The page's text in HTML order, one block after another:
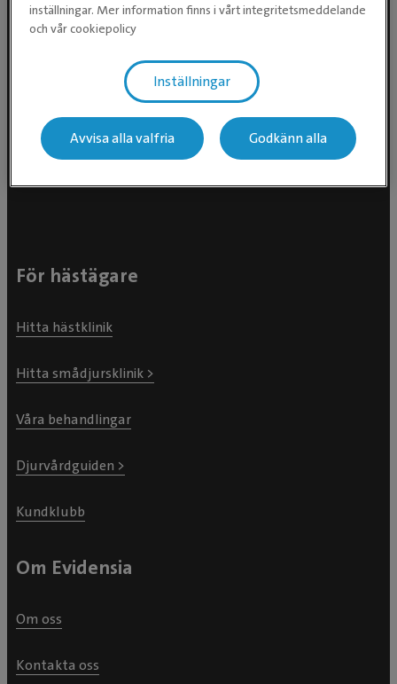
Evidensia Djursjukvård AB
Östhammarsgatan 74
För hästägare
Hitta hästklinik
Hitta smådjursklinik >
Våra behandlingar
Djurvårdguiden >
Kundklubb
Om Evidensia
Om oss
Kontakta oss
inställningar. Mer information finns i vårt integritetsmeddelande
och vår cookiepolicy
Inställningar
Avvisa alla valfria Godkänn alla